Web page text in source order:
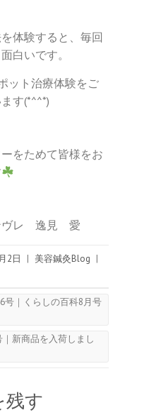
体験すると、毎回
白いです。
ット治療体験をご
す(*^^*)
をためて皆様をお
ヴレ 逸見 愛
2日 美容鍼灸Blog
号｜くらしの百科8月号
新商品を入荷しまし
残す